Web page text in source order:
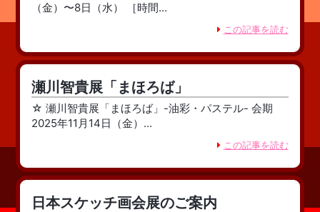
（金）〜8日（水） ［時間...
この記事を読む
瀬川智貴展「まほろば」
☆ 瀬川智貴展「まほろば」-油彩・パステル- 会期
2025年11月14日（金）...
この記事を読む
日本スケッチ画会展のご案内